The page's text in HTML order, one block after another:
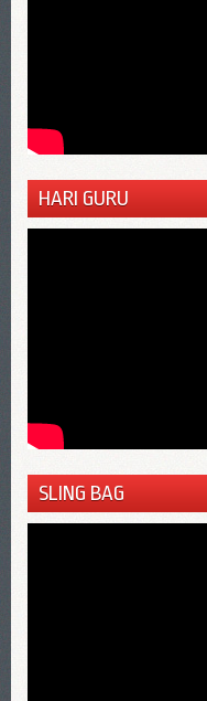
HARI GURU
SLING BAG